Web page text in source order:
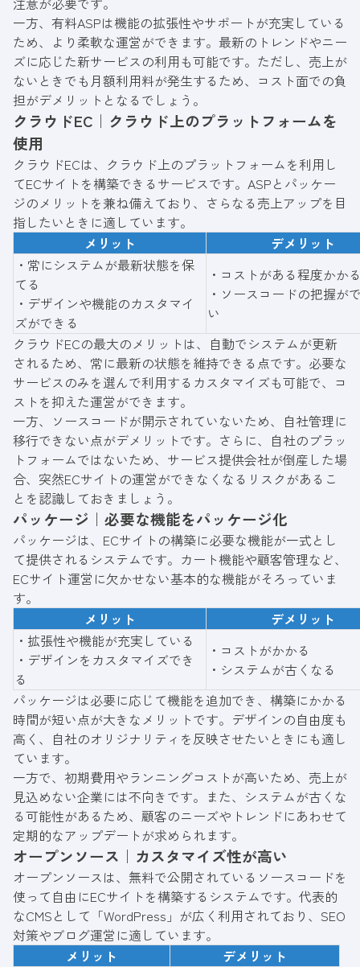
一方、有料ASPは機能の拡張性やサポートが充実している
ため、より柔軟な運営ができます。最新のトレンドやニー
ズに応じた新サービスの利用も可能です。ただし、売上が
ないときでも月額利用料が発生するため、コスト面での負
担がデメリットとなるでしょう。
クラウドEC｜クラウド上のプラットフォームを
使用
クラウドECは、クラウド上のプラットフォームを利用し
てECサイトを構築できるサービスです。ASPとパッケー
ジのメリットを兼ね備えており、さらなる売上アップを目
指したいときに適しています。
メリット
デメリット
・常にシステムが最新状態を保
てる
・デザインや機能のカスタマイ
ズができる
・コストがある程度かか
・ソースコードの把握が
い
クラウドECの最大のメリットは、自動でシステムが更新
されるため、常に最新の状態を維持できる点です。必要な
サービスのみを選んで利用するカスタマイズも可能で、コ
ストを抑えた運営ができます。
一方、ソースコードが開示されていないため、自社管理に
移行できない点がデメリットです。さらに、自社のプラッ
トフォームではないため、サービス提供会社が倒産した場
合、突然ECサイトの運営ができなくなるリスクがあるこ
とを認識しておきましょう。
パッケージ｜必要な機能をパッケージ化
パッケージは、ECサイトの構築に必要な機能が一式とし
て提供されるシステムです。カート機能や顧客管理など、
ECサイト運営に欠かせない基本的な機能がそろっていま
す。
メリット
デメリット
・拡張性や機能が充実している
・デザインをカスタマイズでき
る
・コストがかかる
・システムが古くなる
パッケージは必要に応じて機能を追加でき、構築にかかる
時間が短い点が大きなメリットです。デザインの自由度も
高く、自社のオリジナリティを反映させたいときにも適し
ています。
一方で、初期費用やランニングコストが高いため、売上が
見込めない企業には不向きです。また、システムが古くな
る可能性があるため、顧客のニーズやトレンドにあわせて
定期的なアップデートが求められます。
オープンソース｜カスタマイズ性が高い
オープンソースは、無料で公開されているソースコードを
使って自由にECサイトを構築するシステムです。代表的
なCMSとして「WordPress」が広く利用されており、SEO
対策やブログ運営に適しています。
メリット
デメリット